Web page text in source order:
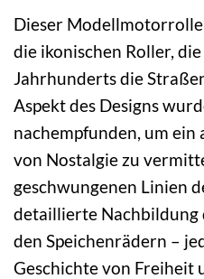
Dieser
die ikonischen Roller,
Jahrhunderts die
Aspekt des Designs
nachempfunden, um ein
von Nostalgie zu
geschwungenen Linien
detaillierte Nachbildung
den Speichenrädern –
Geschichte von Freiheit